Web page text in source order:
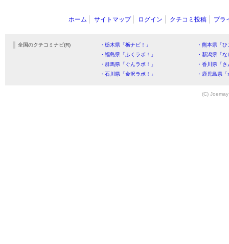
ホーム サイトマップ ログイン クチコミ投稿 プラ
全国のクチコミナビ(R) ・栃木県「栃ナビ！」
・熊本県「
・福島県「ふくラボ！」
・新潟県「
・群馬県「ぐんラボ！」
・香川県「
・石川県「金沢ラボ！」
・鹿児島県
(C)